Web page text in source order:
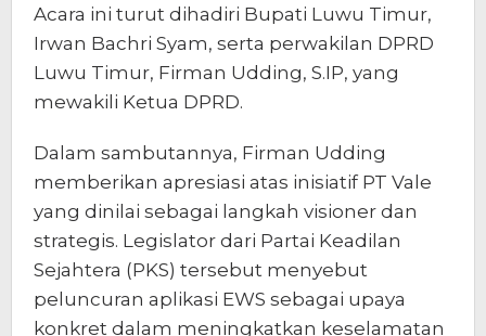
Acara ini turut dihadiri Bupati Luwu Timur,
Irwan Bachri Syam, serta perwakilan DPRD
Luwu Timur, Firman Udding, S.IP, yang
mewakili Ketua DPRD.
Dalam sambutannya, Firman Udding
memberikan apresiasi atas inisiatif PT Vale
yang dinilai sebagai langkah visioner dan
strategis. Legislator dari Partai Keadilan
Sejahtera (PKS) tersebut menyebut
peluncuran aplikasi EWS sebagai upaya
konkret dalam meningkatkan keselamatan